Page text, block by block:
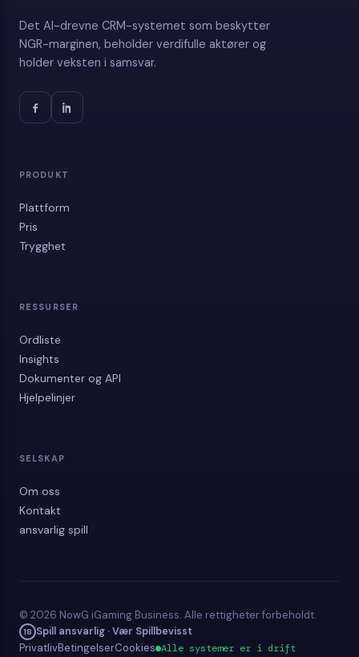
Det AI-drevne CRM-systemet som beskytter
NGR-marginen, beholder verdifulle aktører og
holder veksten i samsvar.
PRODUKT
Plattform
Pris
Trygghet
RESSURSER
Ordliste
Insights
Dokumenter og API
Hjelpelinjer
SELSKAP
Om oss
Kontakt
ansvarlig spill
© 2026 NowG iGaming Business. Alle rettigheter forbeholdt.
18 Spill ansvarlig · Vær Spillbevisst
PrivatlivBetingelserCookies Alle systemer er i drift